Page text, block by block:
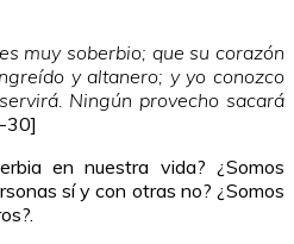
muy soberbio; que su corazón
y altanero; y yo conozco
Ningún provecho sacará
30]
en nuestra vida? ¿Somos
sí y con otras no? ¿Somos